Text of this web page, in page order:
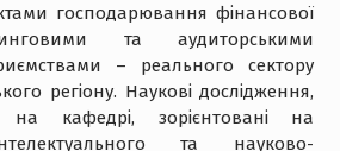
господарювання фінансової
та аудиторськими
– реального сектору
регіону. Наукові дослідження,
кафедрі, зорієнтовані на
та науково-